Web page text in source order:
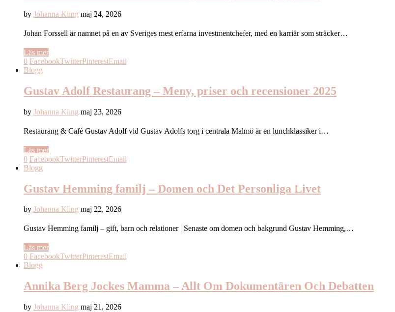
by Johanna Kling maj 24, 2026
Johan Forssell är namnet på en av Sveriges mest erfarna investmentchefer, med en karriär som sträcker…
Läs mer
0 FacebookTwitterPinterestEmail
Blogg
Gustav Adolf Restaurang – Meny, priser och recensioner 2025
by Johanna Kling maj 23, 2026
Restaurang & Café Gustav Adolf vid Gustav Adolfs torg i centrala Malmö är en lunchklassiker i…
Läs mer
0 FacebookTwitterPinterestEmail
Blogg
Gustav Hemming familj – Domen och Det Personliga Livet
by Johanna Kling maj 22, 2026
Gustav Hemming familj – gift, barn och relationer | Senaste om domen och bakgrund Gustav Hemming,…
Läs mer
0 FacebookTwitterPinterestEmail
Blogg
Annika Berg Jockes Mamma – Allt Om Dokumentären Och Debatten
by Johanna Kling maj 21, 2026